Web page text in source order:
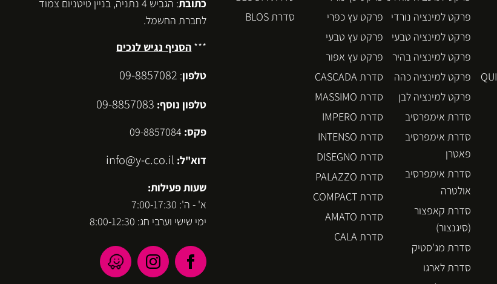
פרקט למינציה נורדי
פרקט למינציה טבעי
פרקט למינציה בהיר
פרקט למינציה כהה
פרקט למינציה לבן
סדרת אימפרסיב
סדרת אימפרסיב
פאטרן
סדרת אימפרסיב
אולטרה
סדרת קאפצור
(סיגנצור)
סדרת מג'סטיק
סדרת לארגו
פרקט עץ כפרי
פרקט עץ טבעי
פרקט עץ אפור
סדרת CASCADA
סדרת MASSIMO
סדרת IMPERO
סדרת INTENSO
סדרת DISEGNO
סדרת PALAZZO
סדרת COMPACT
סדרת AMATO
סדרת CALA
סדרת BLOS
כתובת
: הגביש 4 נתניה, בניין טיטניום צמוד
לחברת החשמל.
*** הסניף נגיש לנכים
טלפון:
09-8857082
טלפון נוסף: 09-8857083
פקס:
דוא"ל: info@y-c.co.il
שעות פעילות:
א' - ה': 7:00-17:30
ימי שישי וערבי חג: 8:00-12:30